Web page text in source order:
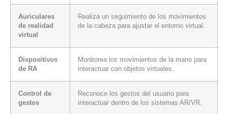
Auriculares
de realidad
virtual
Realiza un seguimiento de los movimientos
de la cabeza para ajustar el entorno virtual.
Dispositivos
de RA
Monitorea los movimientos de la mano para
interactuar con objetos virtuales.
Control de
gestos
Reconoce los gestos del usuario para
interactuar dentro de los sistemas AR/VR.